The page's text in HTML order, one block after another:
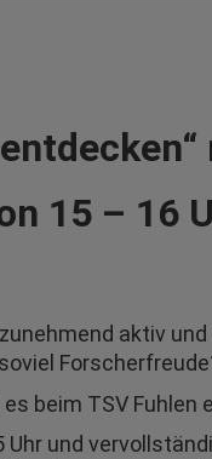
15 – 16
aktiv
beim TSV Fuhlen
Uhr und